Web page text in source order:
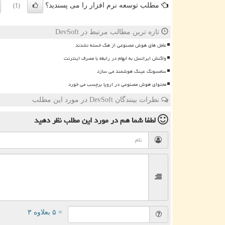
مطلب توسعه نرم افزار را می پسندید؟ (1)
تازه ترین مطالب مرتبط در DevSoft
عامل های هوش مصنوعی از هک خسته نشدند
واکنش ایرانسل به ابهام در رابطه با مصرف اینترنت
سامسونگ عینک هوشمند می سازد
محتوای هوش مصنوعی در اروپا برچسب می خورد
نظرات بینندگان DevSoft در مورد این مطلب
لطفا شما همدر مورد این مطلبنظر دهید
= ۵ بعلاوه ۳